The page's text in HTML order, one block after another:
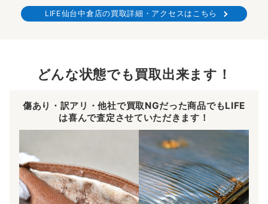
LIFE仙台中倉店の買取詳細・アクセスはこちら
どんな状態でも買取出来ます！
傷あり・訳アリ・他社で買取NGだった商品でもLIFE
は喜んで査定させていただきます！